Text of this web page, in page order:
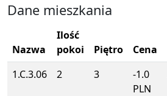
Dane mieszkania
Nazwa
Ilość
pokoi
Piętro Cena
1.C.3.06
2 3
-1.0
PLN